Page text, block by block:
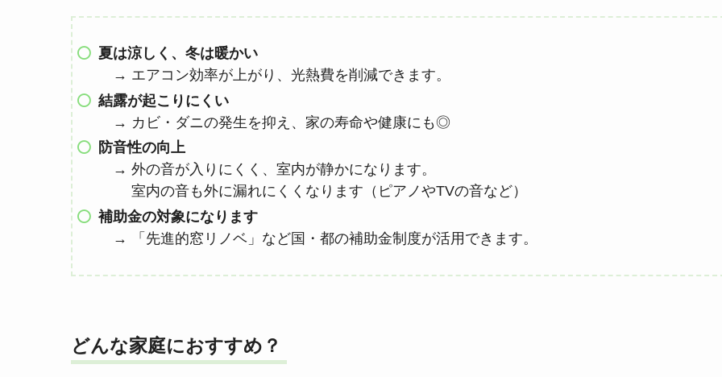
夏は涼しく、冬は暖かい
→ エアコン効率が上がり、光熱費を削減できます。
結露が起こりにくい
→ カビ・ダニの発生を抑え、家の寿命や健康にも◎
防音性の向上
→ 外の音が入りにくく、室内が静かになります。
室内の音も外に漏れにくくなります（ピアノやTVの音など）
補助金の対象になります
→ 「先進的窓リノベ」など国・都の補助金制度が活用できます。
どんな家庭におすすめ？